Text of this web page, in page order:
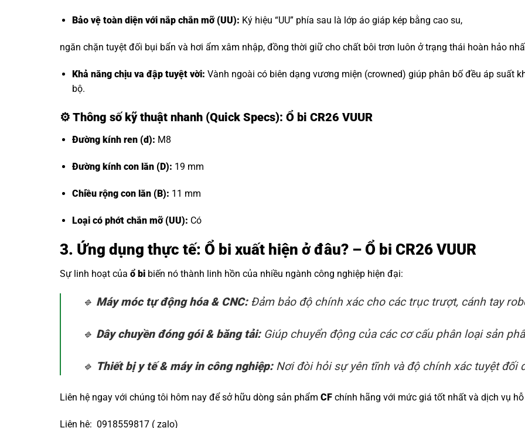
Bảo vệ toàn diện với nắp chắn mỡ (UU): Ký hiệu “UU” phía sau là lớp áo giáp kép bằng cao su,
ngăn chặn tuyệt đối bụi bẩn và hơi ẩm xâm nhập, đồng thời giữ cho chất bôi trơn luôn ở trạng thái hoàn hảo
Khả năng chịu va đập tuyệt vời: Vành ngoài có biên dạng vương miện (crowned) giúp phân bố đều áp suất
bộ.
⚙️ Thông số kỹ thuật nhanh (Quick Specs): Ổ bi CR26 VUUR
Đường kính ren (d): M8
Đường kính con lăn (D): 19 mm
Chiều rộng con lăn (B): 11 mm
Loại có phớt chắn mỡ (UU): Có
3. Ứng dụng thực tế: Ổ bi xuất hiện ở đâu? – Ổ bi CR26 VUUR
Sự linh hoạt của ổ bi biến nó thành linh hồn của nhiều ngành công nghiệp hiện đại:
🔹 Máy móc tự động hóa & CNC:Đảm bảo độ chính xác cho các trục trượt, cánh tay
🔹 Dây chuyền đóng gói & băng tải:Giúp chuyển động của các cơ cấu phân loại sản
🔹 Thiết bị y tế & máy in công nghiệp:Nơi đòi hỏi sự yên tĩnh và độ chính xác tuyệt đối
Liên hệ ngay với chúng tôi hôm nay để sở hữu dòng sản phẩm CF chính hãng với mức giá tốt nhất và dịch vụ
Liên hệ: 0918559817 ( zalo)